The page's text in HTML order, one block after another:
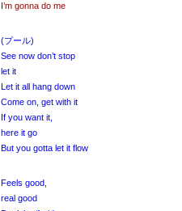
I’m gonna do me
(プール)
See now don’t stop
let it
Let it all hang down
Come on, get with it
If you want it,
here it go
But you gotta let it flow
Feels good,
real good